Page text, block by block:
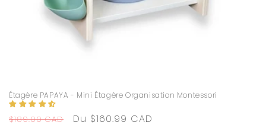
Étagère PAPAYA - Mini Étagère Organisation Montessori
Prix
$189.00 CAD
Prix
Du $160.99 CAD